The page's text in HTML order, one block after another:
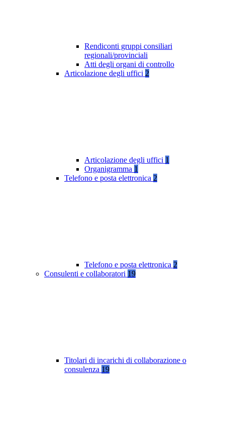
Rendiconti gruppi consiliari
regionali/provinciali
Atti degli organi di controllo
Articolazione degli uffici 2
Articolazione degli uffici 1
Organigramma 1
Telefono e posta elettronica 2
Telefono e posta elettronica 2
Consulenti e collaboratori 19
Titolari di incarichi di collaborazione o
consulenza 19